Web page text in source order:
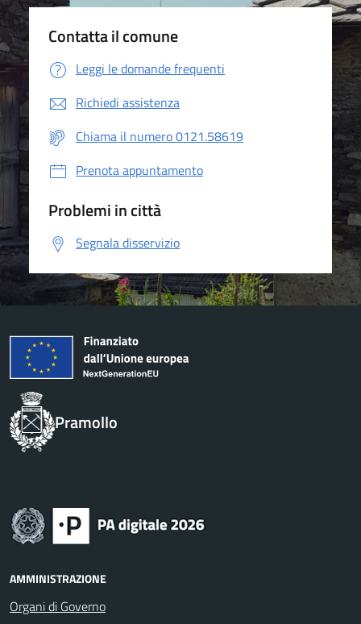
Contatta il comune
Leggi le domande frequenti
Richiedi assistenza
Chiama il numero 0121.58619
Prenota appuntamento
Problemi in città
Segnala disservizio
Pramollo
AMMINISTRAZIONE
Organi di Governo